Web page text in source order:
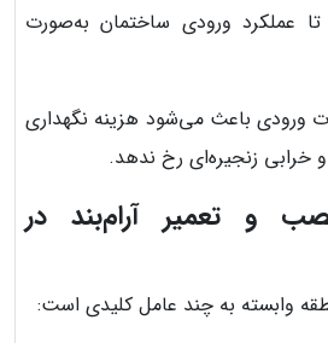
عملکرد ورودی ساختمان به‌صورت
ورودی باعث می‌شود هزینه نگهداری
خرابی زنجیره‌ای رخ ندهد.
و تعمیر آرام‌بند در
وابسته به چند عامل کلیدی است: